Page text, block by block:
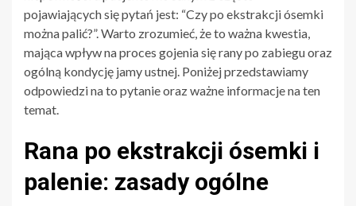
pojawiających się pytań jest: “Czy po ekstrakcji ósemki
można palić?”. Warto zrozumieć, że to ważna kwestia,
mająca wpływ na proces gojenia się rany po zabiegu oraz
ogólną kondycję jamy ustnej. Poniżej przedstawiamy
odpowiedzi na to pytanie oraz ważne informacje na ten
temat.
Rana po ekstrakcji ósemki i
palenie: zasady ogólne